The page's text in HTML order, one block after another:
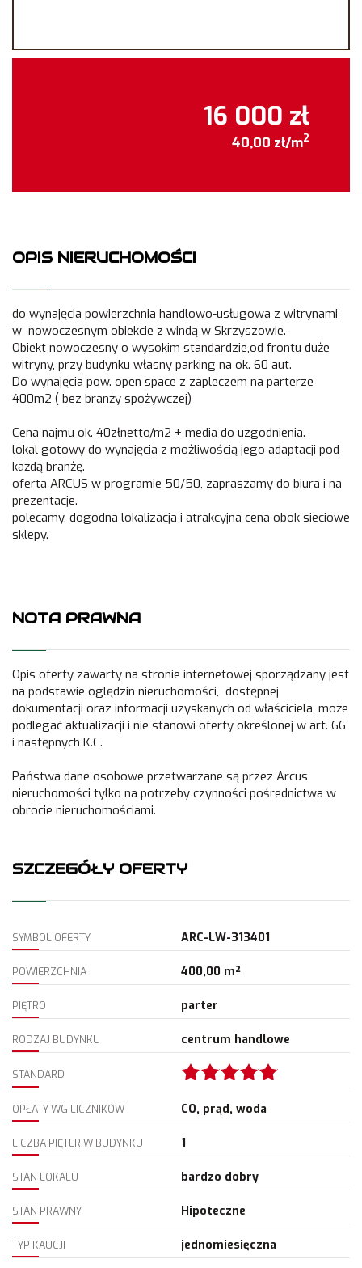
16 000 zł
40,00 zł/m2
OPIS NIERUCHOMOŚCI
do wynajęcia powierzchnia handlowo-usługowa z witrynami
w nowoczesnym obiekcie z windą w Skrzyszowie.
Obiekt nowoczesny o wysokim standardzie,od frontu duże
witryny, przy budynku własny parking na ok. 60 aut.
Do wynajęcia pow. open space z zapleczem na parterze
400m2 ( bez branży spożywczej)
Cena najmu ok. 40złnetto/m2 + media do uzgodnienia.
lokal gotowy do wynajęcia z możliwością jego adaptacji pod
każdą branżę.
oferta ARCUS w programie 50/50, zapraszamy do biura i na
prezentacje.
polecamy, dogodna lokalizacja i atrakcyjna cena obok sieciowe
sklepy.
NOTA PRAWNA
Opis oferty zawarty na stronie internetowej sporządzany jest
na podstawie oględzin nieruchomości, dostępnej
dokumentacji oraz informacji uzyskanych od właściciela, może
podlegać aktualizacji i nie stanowi oferty określonej w art. 66
i następnych K.C.
Państwa dane osobowe przetwarzane są przez Arcus
nieruchomości tylko na potrzeby czynności pośrednictwa w
obrocie nieruchomościami.
SZCZEGÓŁY OFERTY
SYMBOL OFERTY ARC-LW-313401
POWIERZCHNIA 400,00 m²
PIĘTRO parter
RODZAJ BUDYNKU centrum handlowe
STANDARD
OPŁATY WG LICZNIKÓW CO, prąd, woda
LICZBA PIĘTER W BUDYNKU 1
STAN LOKALU bardzo dobry
STAN PRAWNY Hipoteczne
TYP KAUCJI jednomiesięczna